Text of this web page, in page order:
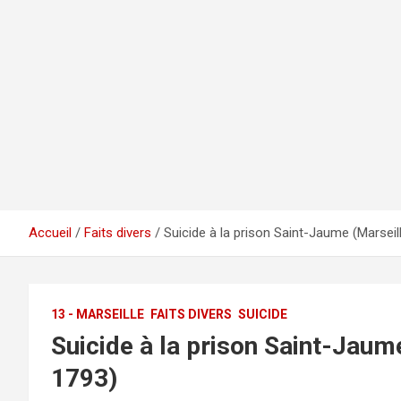
Accueil Faits divers Suicide à la prison Saint-Jaume
13 - MARSEILLE FAITS DIVERS SUICIDE
Suicide à la prison Saint-
1793)